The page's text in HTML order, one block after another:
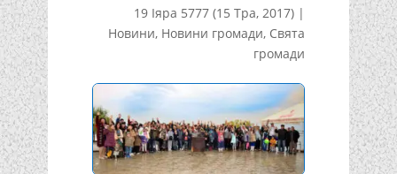
19 Іяра 5777 (15 Тра, 2017) |
Новини, Новини громади, Свята
громади